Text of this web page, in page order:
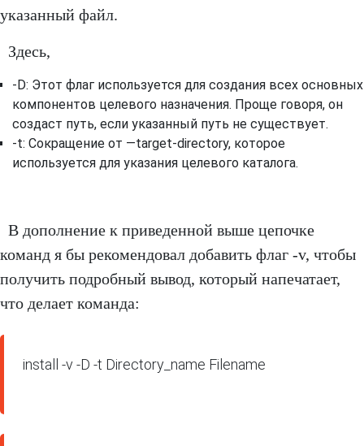
указанный файл.
Здесь,
-D: Этот флаг используется для создания всех основных
компонентов целевого назначения. Проще говоря, он
создаст путь, если указанный путь не существует.
-t: Сокращение от —target-directory, которое
используется для указания целевого каталога.
В дополнение к приведенной выше цепочке
команд я бы рекомендовал добавить флаг -v, чтобы
получить подробный вывод, который напечатает,
что делает команда:
install -v -D -t Directory_name Filename